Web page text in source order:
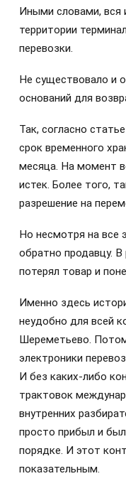
Иными словами, вся
территории
перевозки.
Не существовало и
оснований для
Так, согласно
срок временного
месяца. На момент
истек. Более того,
разрешение на
Но несмотря на все
обратно продавцу. В
потерял товар и
Именно здесь
неудобно для всей
Шереметьево.
электроники
И без каких-либо
трактовок
внутренних
просто прибыл и
порядке. И этот
показательным.